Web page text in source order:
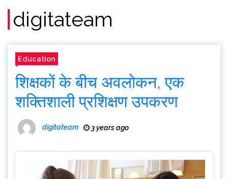
digitateam
Education
शिक्षकों के बीच अवलोकन, एक
शक्तिशाली प्रशिक्षण उपकरण
digitateam 3 years ago